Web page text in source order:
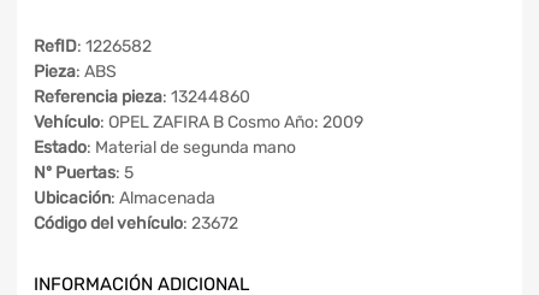
RefID: 1226582
Pieza: ABS
Referencia pieza: 13244860
Vehículo: OPEL ZAFIRA B Cosmo Año: 2009
Estado: Material de segunda mano
Nº Puertas: 5
Ubicación: Almacenada
Código del vehículo: 23672
INFORMACIÓN ADICIONAL